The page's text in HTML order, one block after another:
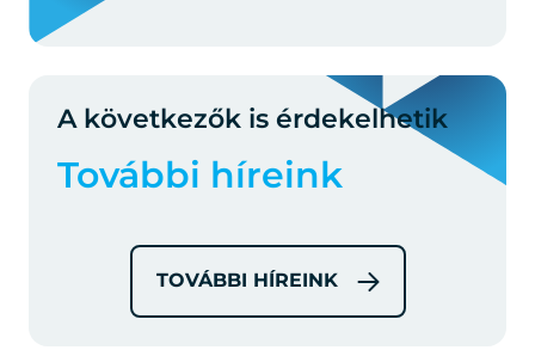
A következők is érdekelhetik
További híreink
TOVÁBBI HÍREINK